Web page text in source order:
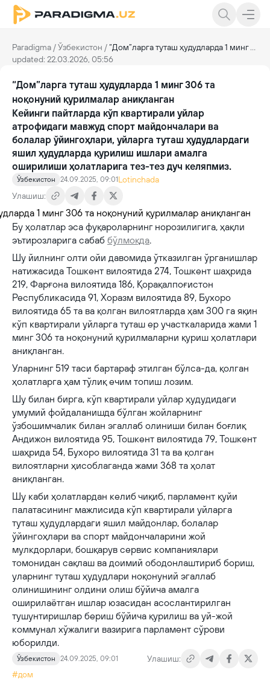
Paradigma /Ўзбекистон / “Дом”ларга туташ ҳудудларда 1 минг 306 та ноқонуний қурилмалар аниқланган
updated: 22.03.2026, 05:56
“Дом”ларга туташ ҳудудларда 1 минг 306 та
ноқонуний қурилмалар аниқланган
Кейинги пайтларда кўп квартирали уйлар
атрофидаги мавжуд спорт майдончалари ва
болалар ўйингоҳлари, уйларга туташ ҳудудлардаги
яшил ҳудудларда қурилиш ишлари амалга
оширилиши ҳолатларига тез-тез дуч келяпмиз.
Ўзбекистон 24.09.2025, 09:01 Lotinchada
Улашиш:
Бу ҳолатлар эса фуқароларнинг норозилигига, ҳақли
эътирозларига сабаб бўлмоқда.
Шу йилнинг олти ойи давомида ўтказилган ўрганишлар
натижасида Тошкент вилоятида 274, Тошкент шаҳрида
219, Фарғона вилоятида 186, Қорақалпоғистон
Республикасида 91, Хоразм вилоятида 89, Бухоро
вилоятида 65 та ва қолган вилоятларда ҳам 300 га яқин
кўп квартирали уйларга туташ ер участкаларида жами 1
минг 306 та ноқонуний қурилмаларни қуриш ҳолатлари
аниқланган.
Уларнинг 519 таси бартараф этилган бўлса-да, қолган
ҳолатларга ҳам тўлиқ ечим топиш лозим.
Шу билан бирга, кўп квартирали уйлар ҳудудидаги
умумий фойдаланишда бўлган жойларнинг
ўзбошимчалик билан эгаллаб олиниши билан боғлиқ
Андижон вилоятида 95, Тошкент вилоятида 79, Тошкент
шаҳрида 54, Бухоро вилоятида 31 та ва қолган
вилоятларни ҳисоблаганда жами 368 та ҳолат
аниқланган.
Шу каби ҳолатлардан келиб чиқиб, парламент қуйи
палатасининг мажлисида кўп квартирали уйларга
туташ ҳудудлардаги яшил майдонлар, болалар
ўйингоҳлари ва спорт майдончаларини жой
мулкдорлари, бошқарув сервис компаниялари
томонидан сақлаш ва доимий ободонлаштириб бориш,
уларнинг туташ ҳудудлари ноқонуний эгаллаб
олинишининг олдини олиш бўйича амалга
оширилаётган ишлар юзасидан асослантирилган
тушунтиришлар бериш бўйича қурилиш ва уй-жой
коммунал хўжалиги вазирига парламент сўрови
юборилди.
Ўзбекистон 24.09.2025, 09:01
Улашиш:
#дом